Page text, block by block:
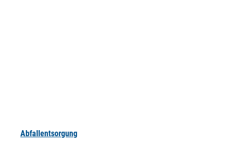
Abfallentsorgung